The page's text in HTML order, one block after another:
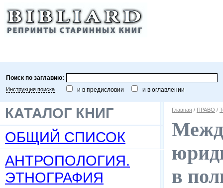
Поиск по заглавию:
Инструкция поиска и в предисловии и в оглавлении
КАТАЛОГ КНИГ
ОБЩИЙ СПИСОК
АНТРОПОЛОГИЯ.
ЭТНОГРАФИЯ
Главная / ПРАВО /
в